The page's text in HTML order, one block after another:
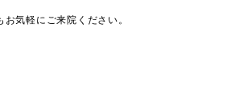
気軽にご来院ください。